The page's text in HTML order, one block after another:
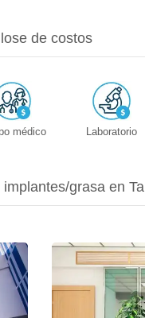
de costos
médico Laboratorio
grasa en